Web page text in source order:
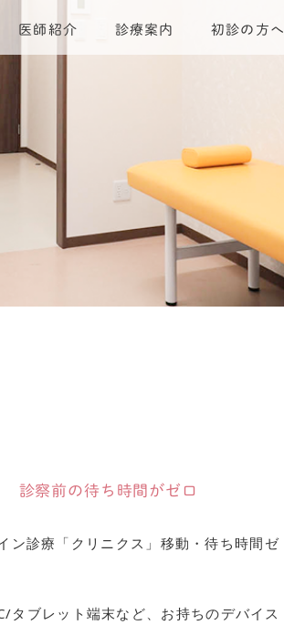
医師紹介 診療案内 初診の方へ
診察前の待ち時間がゼロ
タブレット端末など、お持ちのデバイス